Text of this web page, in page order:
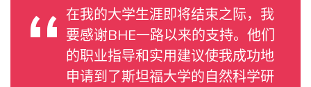
在我的大学生涯即将结束之际，我
要感谢BHE一路以来的支持。他们
的职业指导和实用建议使我成功地
申请到了斯坦福大学的自然科学研